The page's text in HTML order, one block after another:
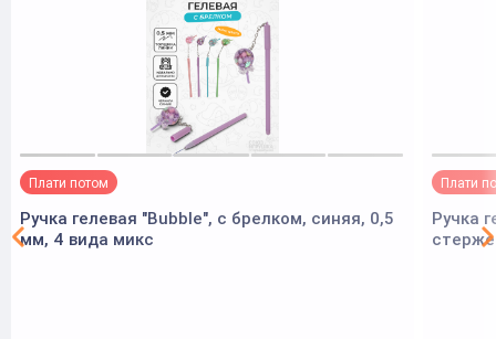
Плати потом
Ручка гелевая "Bubble", с брелком, синяя, 0,5
мм, 4 вида микс
Плати
Ручка